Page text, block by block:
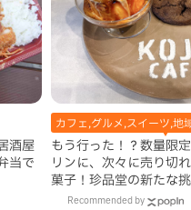
酒屋
当で
カフェ,グルメ,スイーツ,地
もう行った！？数量限
リンに、次々に売り切
菓子！珍品堂の新たな
CAFE」（糸満市）
Recommended by